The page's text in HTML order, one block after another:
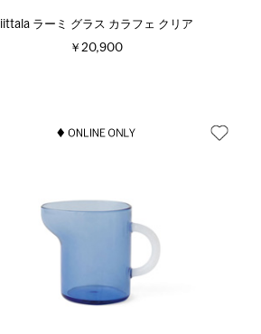
iittala ラーミ グラス カラフェ クリア
￥20,900